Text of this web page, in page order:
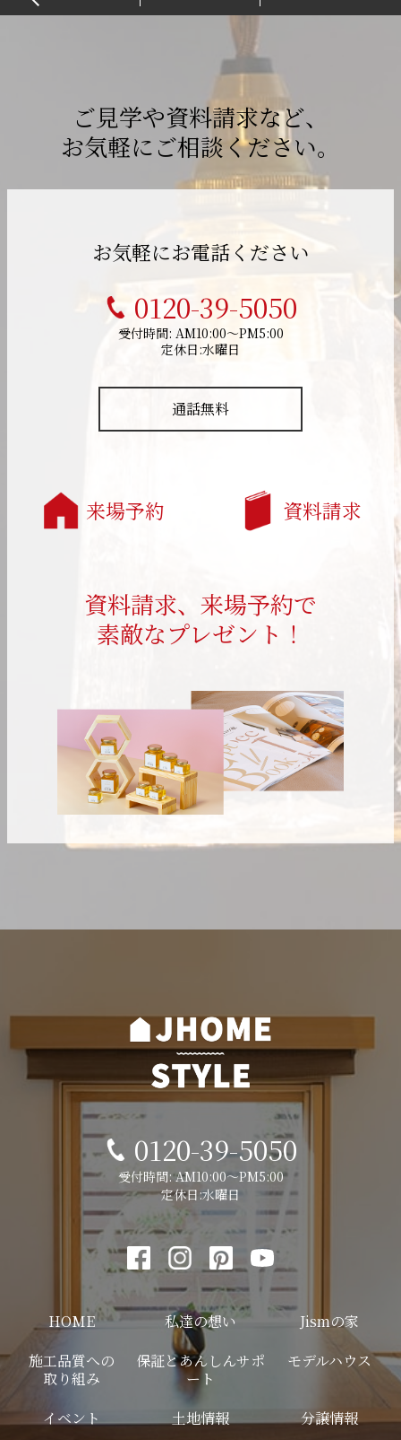
ご見学や資料請求など、
お気軽にご相談ください。
お気軽にお電話ください
0120-39-5050
受付時間: AM10:00～PM5:00
定休日:水曜日
通話無料
来場予約 資料請求
資料請求、来場予約で
素敵なプレゼント！
0120-39-5050
受付時間: AM10:00～PM5:00
定休日:水曜日
HOME 私達の想い
Jismの家
施工品質への
取り組み
保証とあんしんサポ
ート
モデルハウス
イベント 土地情報 分譲情報